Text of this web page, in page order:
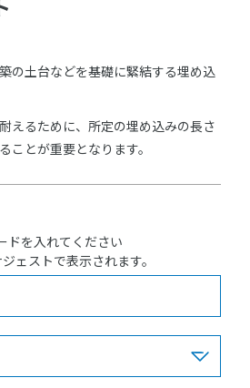
の土台などを基礎に緊結する埋め込
えるために、所定の埋め込みの長さ
ことが重要となります。
ドを入れてください
ェストで表示されます。